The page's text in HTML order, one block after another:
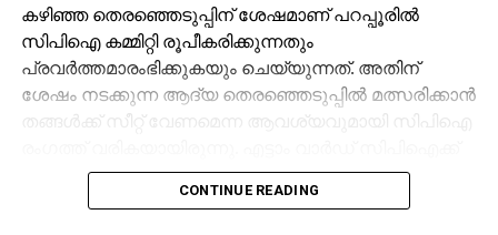
കഴിഞ്ഞ തെരഞ്ഞെടുപ്പിന് ശേഷമാണ് പറപ്പൂരില്‍
സിപിഐ കമ്മിറ്റി രൂപീകരിക്കുന്നതും
പ്രവര്‍ത്തമാരംഭിക്കുകയും ചെയ്യുന്നത്. അതിന്
ശേഷം നടക്കുന്ന ആദ്യ തെരഞ്ഞെടുപ്പില്‍ മത്സരിക്കാന്‍
തങ്ങള്‍ക്ക് സീറ്റ് വേണമെന്ന ആവശ്യവുമായി സിപിഐ
നല്‍കാമെന്ന് തീരുമാനമായെങ്കിലും അവസാനനിമിഷം
സിപിഎം സ്ഥാനാര്‍ഥിയെ നിശ്ചയിക്കുകയായിരുന്നു.
CONTINUE READING